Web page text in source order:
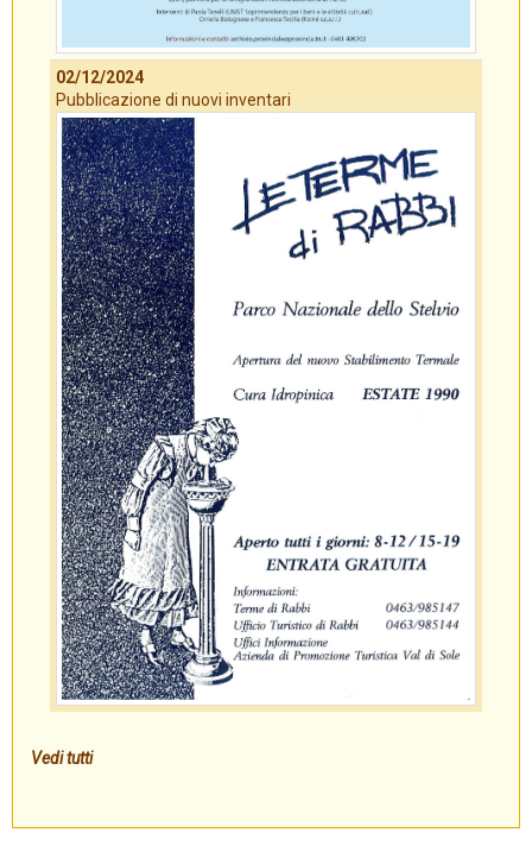
02/12/2024
Pubblicazione di nuovi inventari
Vedi tutti